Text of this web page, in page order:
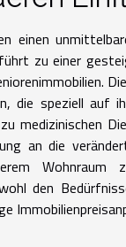
einen
zu einer
die speziell auf
medizinischen
an die
Wohnraum
den